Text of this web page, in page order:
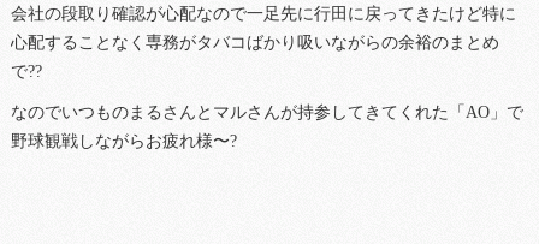
会社の段取り確認が心配なので一足先に行田に戻ってきたけど特に
心配することなく専務がタバコばかり吸いながらの余裕のまとめ
で??
なのでいつものまるさんとマルさんが持参してきてくれた「AO」で
野球観戦しながらお疲れ様〜?